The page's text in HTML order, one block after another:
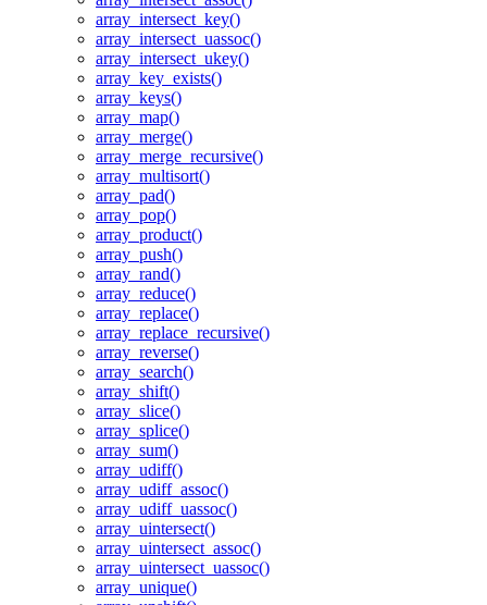
array_intersect_key()
array_intersect_uassoc()
array_intersect_ukey()
array_key_exists()
array_keys()
array_map()
array_merge()
array_merge_recursive()
array_multisort()
array_pad()
array_pop()
array_product()
array_push()
array_rand()
array_reduce()
array_replace()
array_replace_recursive()
array_reverse()
array_search()
array_shift()
array_slice()
array_splice()
array_sum()
array_udiff()
array_udiff_assoc()
array_udiff_uassoc()
array_uintersect()
array_uintersect_assoc()
array_uintersect_uassoc()
array_unique()